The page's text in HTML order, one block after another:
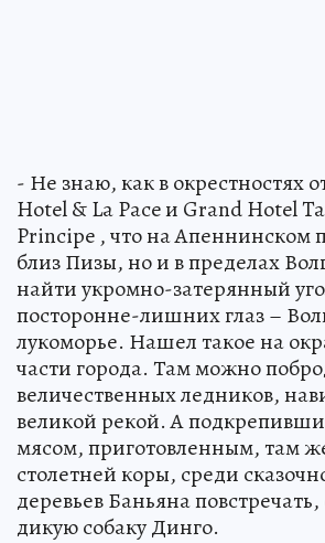
- Не знаю, как в окрестностях
Hotel & La Pace и Grand Hotel
Principe , что на Апеннинском
близ Пизы, но и в пределах
найти укромно-затерянный
посторонне-лишних глаз –
лукоморье. Нашел такое на
части города. Там можно
величественных ледников,
великой рекой. А
мясом, приготовленным, там
столетней коры, среди
деревьев Баньяна
дикую собаку Динго.